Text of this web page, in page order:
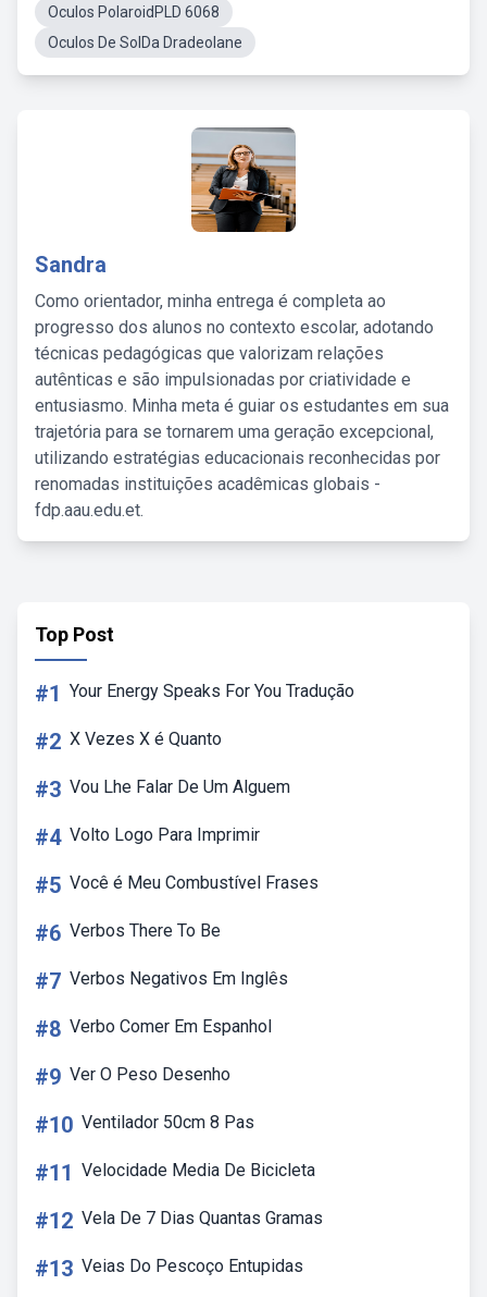
Oculos PolaroidPLD 6068
Oculos De SolDa Dradeolane
Sandra
Como orientador, minha entrega é completa ao
progresso dos alunos no contexto escolar, adotando
técnicas pedagógicas que valorizam relações
autênticas e são impulsionadas por criatividade e
entusiasmo. Minha meta é guiar os estudantes em sua
trajetória para se tornarem uma geração excepcional,
utilizando estratégias educacionais reconhecidas por
renomadas instituições acadêmicas globais -
fdp.aau.edu.et.
Top Post
#1 Your Energy Speaks For You Tradução
#2 X Vezes X é Quanto
#3 Vou Lhe Falar De Um Alguem
#4 Volto Logo Para Imprimir
#5 Você é Meu Combustível Frases
#6 Verbos There To Be
#7 Verbos Negativos Em Inglês
#8 Verbo Comer Em Espanhol
#9 Ver O Peso Desenho
#10 Ventilador 50cm 8 Pas
#11 Velocidade Media De Bicicleta
#12 Vela De 7 Dias Quantas Gramas
#13 Veias Do Pescoço Entupidas